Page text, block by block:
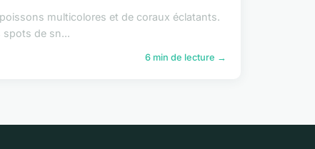
multicolores et de coraux éclatants.
spots de sn...
6 min de lecture →